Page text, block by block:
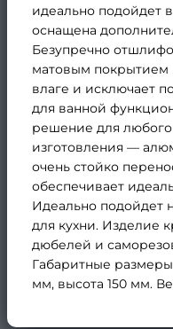
идеально подойдет
оснащена
Безупречно
матовым покрытием
влаге и исключает
для ванной
решение для
изготовления —
очень стойко
обеспечивает
Идеально подойдет
для кухни. Изделие
дюбелей и
Габаритные
мм, высота 150 мм.